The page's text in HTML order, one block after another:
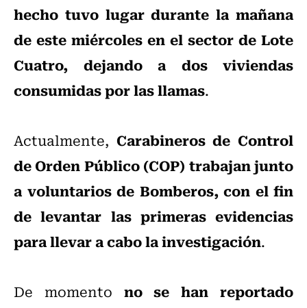
hecho tuvo lugar durante la mañana
de este miércoles en el sector de Lote
Cuatro, dejando a dos viviendas
consumidas por las llamas.
Actualmente, Carabineros de Control
de Orden Público (COP) trabajan junto
a voluntarios de Bomberos, con el fin
de levantar las primeras evidencias
para llevar a cabo la investigación.
De momento no se han reportado